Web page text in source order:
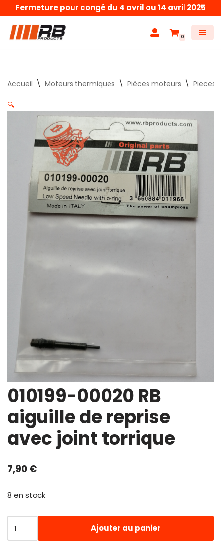
Aller
au
Fermeture pour congé du 4 avril au 14 avril 2025
0
Accueil \ Moteurs thermiques \ Pièces moteurs \ Pieces
🔍
010199-00020 RB
aiguille de reprise
avec joint torrique
7,90€
8 en stock
Ajouter au panier